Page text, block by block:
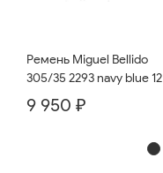
Ремень Miguel Bellido
305/35 2293 navy blue 12
9 950 ₽